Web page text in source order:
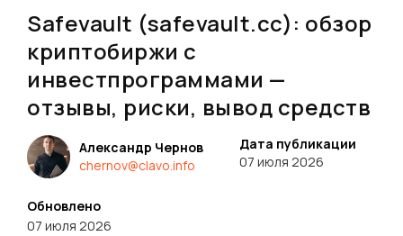
Safevault (safevault.cc): обзор
криптобиржи с
инвестпрограммами —
отзывы, риски, вывод средств
Александр Чернов
chernov@clavo.info
Дата публикации
07 июля 2026
Обновлено
07 июля 2026